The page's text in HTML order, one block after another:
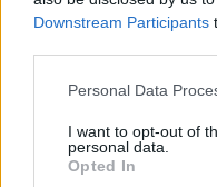
Downstream Participants
Personal Data
I want to opt-out of
personal data.
Opted In
32 laipsnių šilumos
Žinios | Orai